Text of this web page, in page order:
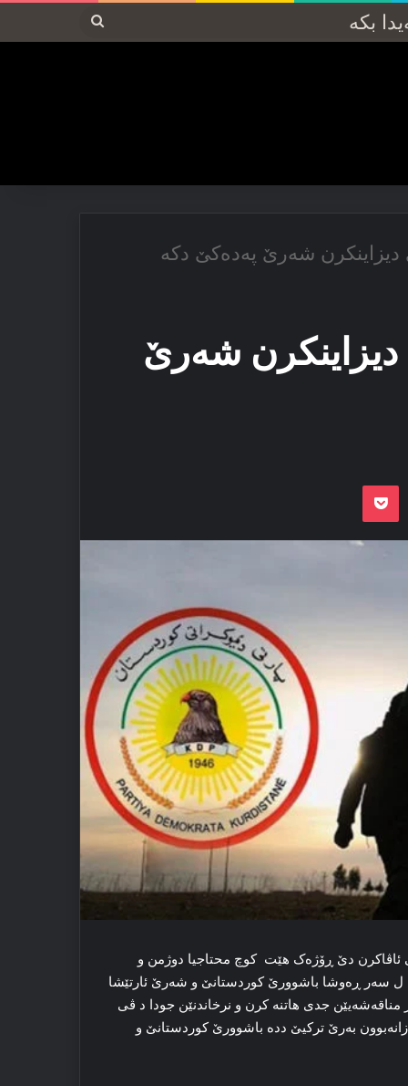
پەیدا
دیزاینكرن شه‌رێ پەدەکێ دكە
دیزاینكرن شه‌رێ
Odnoklassniki
Pocket
ئاڤاکرن دێ ڕۆژه‌ک ھێت ‌ کوچ محتاجیا دوژمن و
ل سه‌ر ڕه‌وشا باشوورێ کوردستانێ و شه‌رێ ئارتێشا
جدی هاتنه‌ کرن و نرخاندنێن جودا د ڤی
به‌رێ ترکیێ دده‌ باشوورێ کوردستانێ و